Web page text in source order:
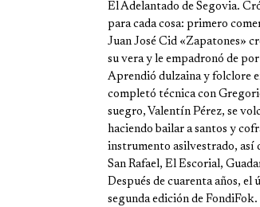
El Adelantado de Segovia.
para cada cosa: primero
Juan José Cid «Zapatones»
su vera y le empadronó de
Aprendió dulzaina y folclore
completó técnica con
suegro, Valentín Pérez, se
haciendo bailar a santos y
instrumento asilvestrado, así
San Rafael, El Escorial,
Después de cuarenta años, el
segunda edición de